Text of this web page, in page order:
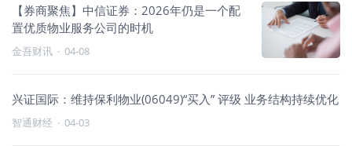
【券商聚焦】中信证券：2026年仍是一个配
置优质物业服务公司的时机
金吾财讯 · 04-08
兴证国际：维持保利物业(06049)“买入” 评级 业务结构持续优化
智通财经 · 04-03